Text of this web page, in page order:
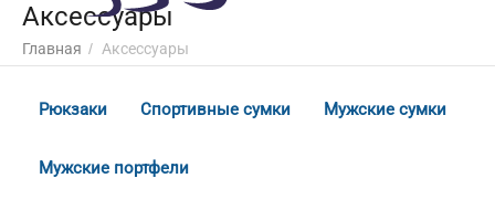
Аксессуары
Главная / Аксессуары
Рюкзаки Спортивные сумки Мужские сумки
Мужские портфели